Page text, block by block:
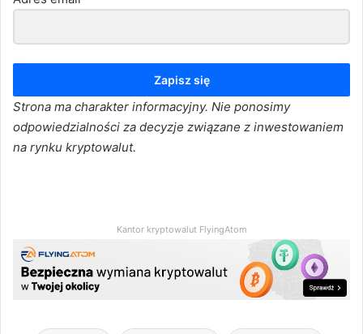
Zapisz się
Strona ma charakter informacyjny. Nie ponosimy
odpowiedzialności za decyzje związane z inwestowaniem
na rynku kryptowalut.
Kantor kryptowalut FlyingAtom